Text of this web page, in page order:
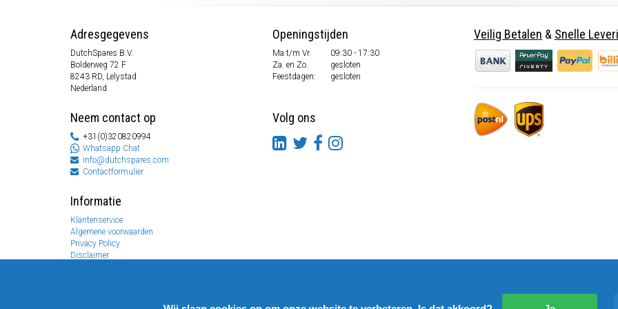
Adresgegevens
DutchSpares B.V.
Bolderweg 72 F
8243 RD, Lelystad
Nederland
Neem contact op
+31(0)320820994
Whatsapp Chat
info@dutchspares.com
Contactformulier
Informatie
Klantenservice
Algemene voorwaarden
Privacy Policy
Disclaimer
Openingstijden
Ma t/m Vr.
09:30 - 17:30
Za. en Zo.
gesloten
Feestdagen:
gesloten
Volg ons
Veilig Betalen & Snelle